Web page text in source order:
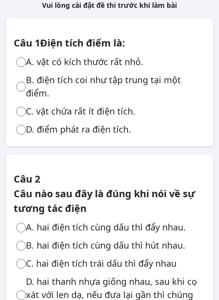
Vui lòng cài đặt đề thi trước khi làm bài
Câu 1Điện tích điểm là:
A. vật có kích thước rất nhỏ.
B. điện tích coi như tập trung tại một
điểm.
C. vật chứa rất ít điện tích.
D. điểm phát ra điện tích.
Câu 2
Câu nào sau đây là đúng khi nói về sự
tương tác điện
A. hai điện tích cùng dấu thì đẩy nhau.
B. hai điện tích cùng dấu thì hút nhau.
C. hai điện tích trái dấu thì đẩy nhau
D. hai thanh nhựa giống nhau, sau khi cọ
xát với len dạ, nếu đưa lại gần thì chúng